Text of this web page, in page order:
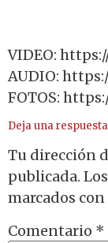
VIDEO:
AUDIO:
FOTOS:
Deja una respuesta
Tu dirección
publicada.
marcados con
Comentario *